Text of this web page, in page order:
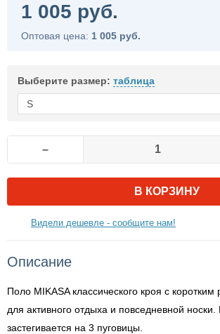
1 005 руб.
Оптовая цена: 1 005 руб.
Выберите размер: таблица
–
В КОРЗИНУ
Видели дешевле - сообщите нам!
Описание
Поло MIKASA классического кроя с коротким
для активного отдыха и повседневной носки.
застегивается на 3 пуговицы.